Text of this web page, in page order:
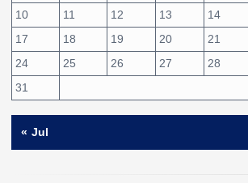
10
11 12 13 14
17
18 19 20 21
24
25 26 27 28
31
« Jul